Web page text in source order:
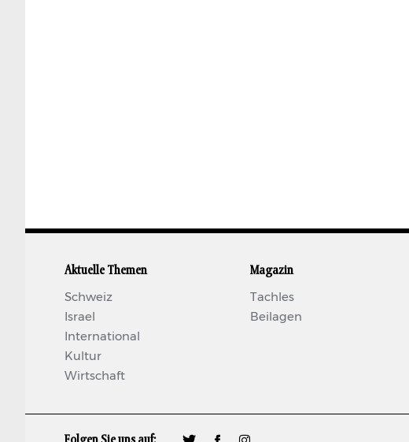
Aktuelle Themen
Schweiz
Israel
International
Kultur
Wirtschaft
Magazin
Tachles
Beilagen